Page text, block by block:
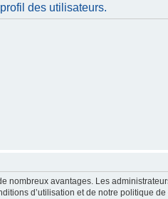
des utilisateurs.
nombreux avantages. Les
d’utilisation et de notre politique